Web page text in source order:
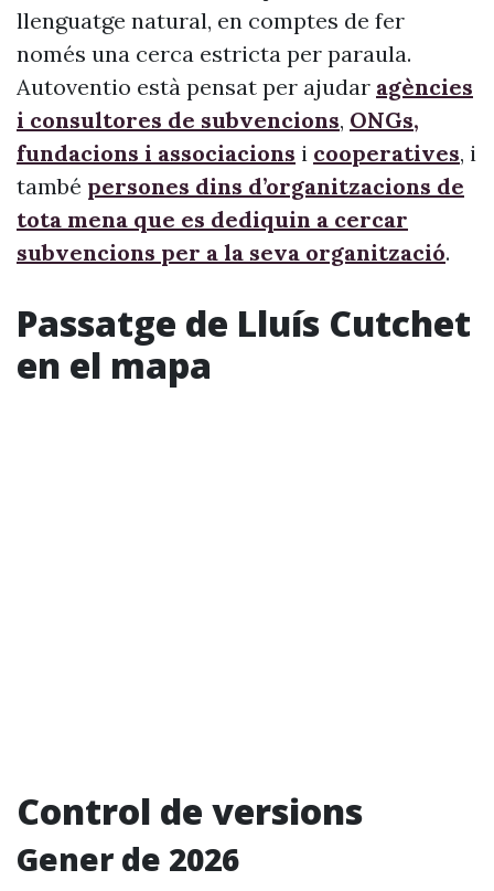
llenguatge natural, en comptes de fer
només una cerca estricta per paraula.
Autoventio està pensat per ajudar agències
i consultores de subvencions, ONGs,
fundacions i associacions i cooperatives, i
també persones dins d’organitzacions de
tota mena que es dediquin a cercar
subvencions per a la seva organització.
Passatge de Lluís Cutchet
en el mapa
Control de versions
Gener de 2026